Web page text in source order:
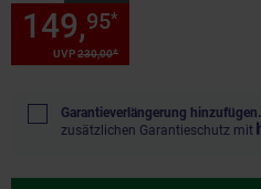
UVP230,00*
149,95*
Garantieverlängerung hinzufügen.
zusätzlichen Garantieschutz mit